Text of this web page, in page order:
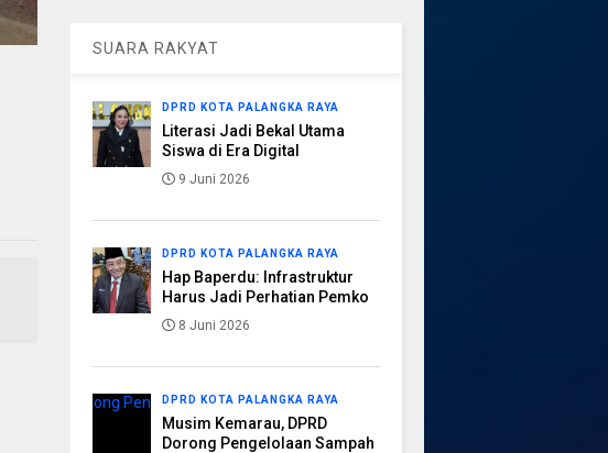
SUARA RAKYAT
DPRD KOTA PALANGKA RAYA
Literasi Jadi Bekal Utama
Siswa di Era Digital
9 Juni 2026
DPRD KOTA PALANGKA RAYA
Hap Baperdu: Infrastruktur
Harus Jadi Perhatian Pemko
8 Juni 2026
DPRD KOTA PALANGKA RAYA
Musim Kemarau, DPRD
Dorong Pengelolaan Sampah